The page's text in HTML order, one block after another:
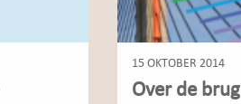
15 OKTOBER 2014
Over de brug